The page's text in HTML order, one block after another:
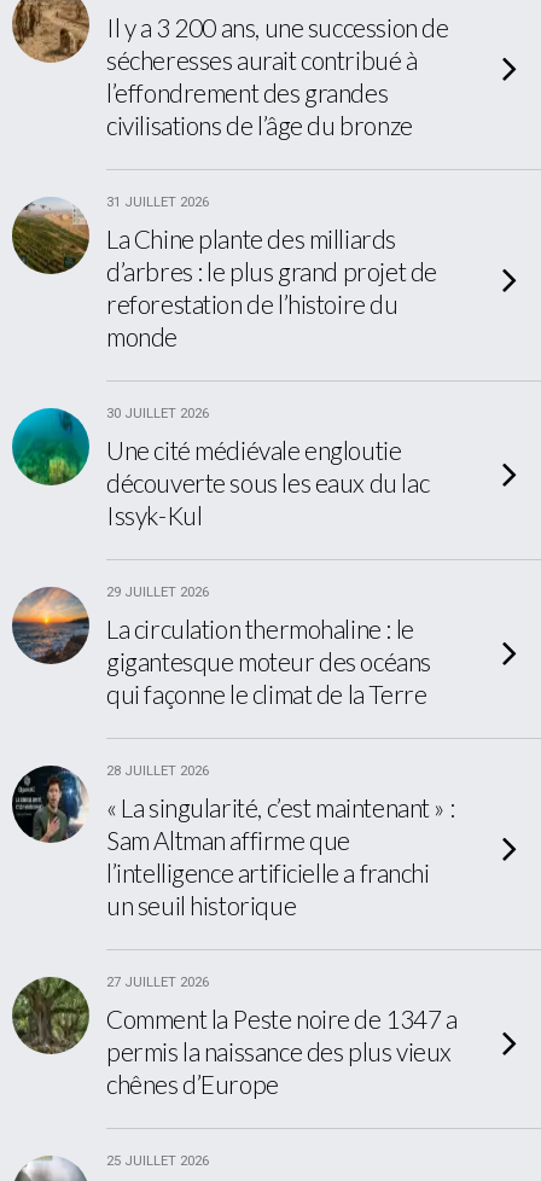
Il y a 3 200 ans, une succession de
sécheresses aurait contribué à
l’effondrement des grandes
civilisations de l’âge du bronze
31 JUILLET 2026
La Chine plante des milliards
d’arbres : le plus grand projet de
reforestation de l’histoire du
monde
30 JUILLET 2026
Une cité médiévale engloutie
découverte sous les eaux du lac
Issyk-Kul
29 JUILLET 2026
La circulation thermohaline : le
gigantesque moteur des océans
qui façonne le climat de la Terre
28 JUILLET 2026
« La singularité, c’est maintenant » :
Sam Altman affirme que
l’intelligence artificielle a franchi
un seuil historique
27 JUILLET 2026
Comment la Peste noire de 1347 a
permis la naissance des plus vieux
chênes d’Europe
25 JUILLET 2026